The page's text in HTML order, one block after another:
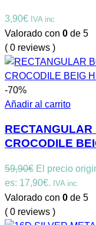
3,90€ IVA inc
Valorado con 0 de 5
( 0 reviews )
-70%
Añadir al carrito
RECTANGULAR
CROCODILE
59,90€ El precio
es: 17,90€. IVA inc
Valorado con 0 de 5
( 0 reviews )